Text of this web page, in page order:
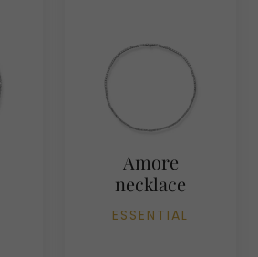
Amore
necklace
ESSENTIAL